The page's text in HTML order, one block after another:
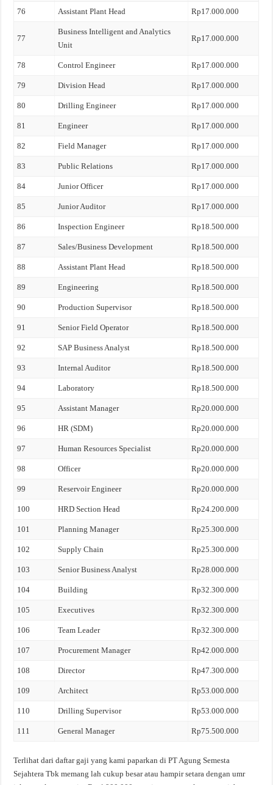
76 Assistant Plant Head Rp17.000.000
77
Business Intelligent and Analytics
Unit
Rp17.000.000
78 Control Engineer Rp17.000.000
79 Division Head Rp17.000.000
80 Drilling Engineer Rp17.000.000
81 Engineer Rp17.000.000
82 Field Manager Rp17.000.000
83 Public Relations Rp17.000.000
84 Junior Officer Rp17.000.000
85 Junior Auditor Rp17.000.000
86 Inspection Engineer Rp18.500.000
87 Sales/Business Development Rp18.500.000
88 Assistant Plant Head Rp18.500.000
89 Engineering Rp18.500.000
90 Production Supervisor Rp18.500.000
91 Senior Field Operator Rp18.500.000
92 SAP Business Analyst Rp18.500.000
93 Internal Auditor Rp18.500.000
94 Laboratory Rp18.500.000
95 Assistant Manager Rp20.000.000
96 HR (SDM) Rp20.000.000
97 Human Resources Specialist Rp20.000.000
98 Officer Rp20.000.000
99 Reservoir Engineer Rp20.000.000
100 HRD Section Head Rp24.200.000
101 Planning Manager Rp25.300.000
102 Supply Chain Rp25.300.000
103 Senior Business Analyst Rp28.000.000
104 Building Rp32.300.000
105 Executives Rp32.300.000
106 Team Leader Rp32.300.000
107 Procurement Manager Rp42.000.000
108 Director Rp47.300.000
109 Architect Rp53.000.000
110 Drilling Supervisor Rp53.000.000
111 General Manager Rp75.500.000
Terlihat dari daftar gaji yang kami paparkan di PT Agung Semesta
Sejahtera Tbk memang lah cukup besar atau hampir setara dengan umr